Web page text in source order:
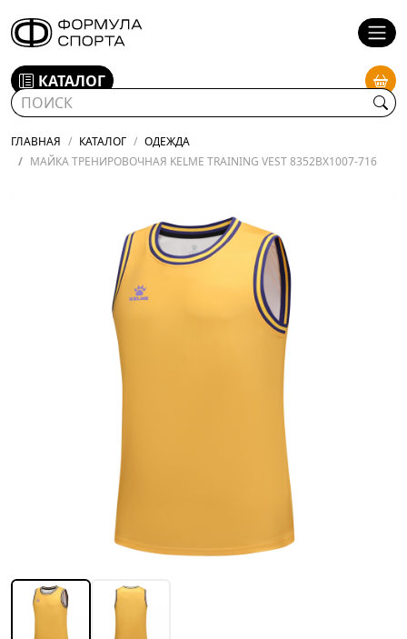
КАТАЛОГ
ГЛАВНАЯ КАТАЛОГ
ОДЕЖДА
МАЙКА ТРЕНИРОВОЧНАЯ KELME TRAINING VEST 8352BX1007-716